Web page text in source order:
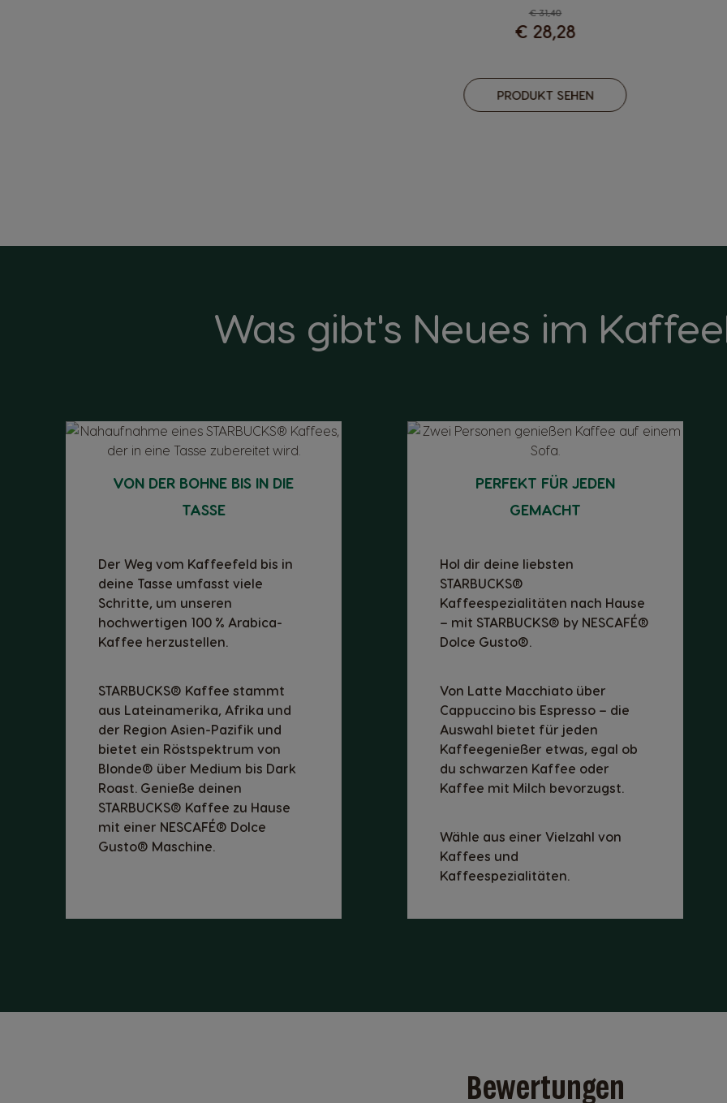
Regulärer Preis
€ 31,40
€ 28,28
PRODUKT SEHEN
Was gibt's Neues im
VON DER BOHNE BIS IN DIE
TASSE
Der Weg vom Kaffeefeld bis in
deine Tasse umfasst viele
Schritte, um unseren
hochwertigen 100 % Arabica-
Kaffee herzustellen.
STARBUCKS® Kaffee stammt
aus Lateinamerika, Afrika und
der Region Asien-Pazifik und
bietet ein Röstspektrum von
Blonde® über Medium bis Dark
Roast. Genieße deinen
STARBUCKS® Kaffee zu Hause
mit einer NESCAFÉ® Dolce
Gusto® Maschine.
PERFEKT FÜR JEDEN
GEMACHT
Hol dir deine liebsten
STARBUCKS®
Kaffeespezialitäten nach Hause
– mit STARBUCKS® by NESCAFÉ®
Dolce Gusto®.
Von Latte Macchiato über
Cappuccino bis Espresso – die
Auswahl bietet für jeden
Kaffeegenießer etwas, egal ob
du schwarzen Kaffee oder
Kaffee mit Milch bevorzugst.
Wähle aus einer Vielzahl von
Kaffees und
Kaffeespezialitäten.
Bewertungen